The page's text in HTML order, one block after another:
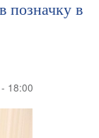
позначку в
18:00